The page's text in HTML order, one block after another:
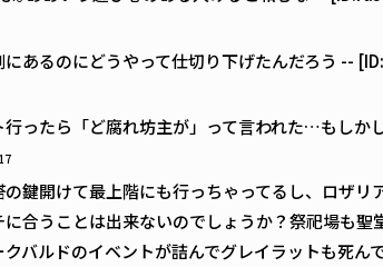
あるのにどうやって仕切り下げたんだろう --
ったら「ど腐れ坊主が」って言われた…もしか
鍵開けて最上階にも行っちゃってるし、ロザリ
合うことは出来ないのでしょうか？祭祀場も聖
バルドのイベントが詰んでグレイラットも死ん